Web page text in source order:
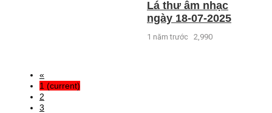
Lá thư âm nhạc
ngày 18-07-2025
1 năm trước 2,990
«
1 (current)
2
3